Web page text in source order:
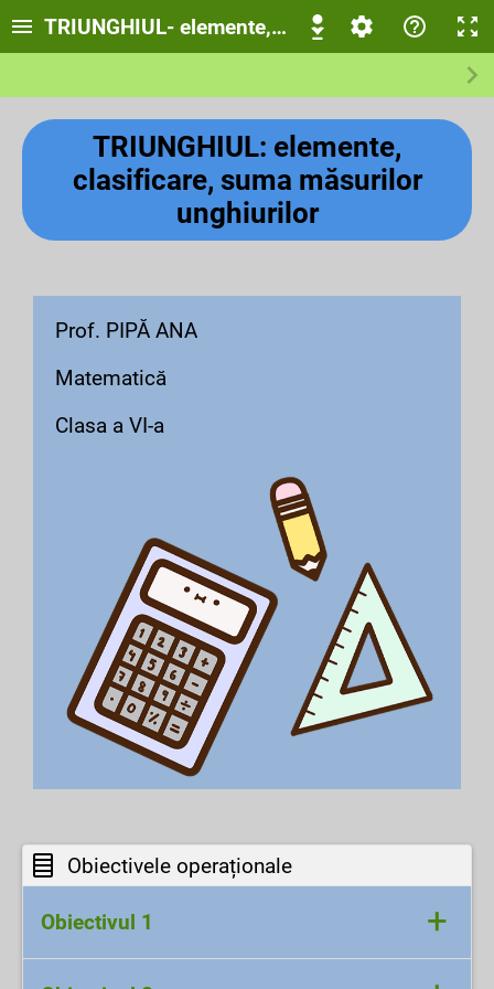
TRIUNGHIUL- elemente, clasificare, suma
TRIUNGHIUL: elemente,
clasificare, suma măsurilor
unghiurilor
Prof. PIPĂ ANA
Matematică
Clasa a VI-a
Obiectivele operaționale
Obiectivul 1 +
- Să recunoască elementele unui triunghi